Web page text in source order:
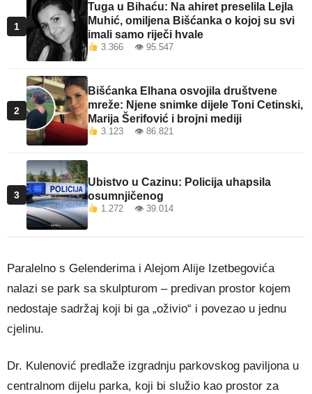
1
Tuga u Bihaću: Na ahiret preselila Lejla
Muhić, omiljena Bišćanka o kojoj su svi
imali samo riječi hvale
3.366 👁 95.547
2
Bišćanka Elhana osvojila društvene
mreže: Njene snimke dijele Toni Cetinski,
Marija Šerifović i brojni mediji
3.123 👁 86.821
3
Ubistvo u Cazinu: Policija uhapsila
osumnjičenog
1.272 👁 39.014
Paralelno s Gelenderima i Alejom Alije Izetbegovića
nalazi se park sa skulpturom – predivan prostor kojem
nedostaje sadržaj koji bi ga „oživio“ i povezao u jednu
cjelinu.
Dr. Kulenović predlaže izgradnju parkovskog paviljona u
centralnom dijelu parka, koji bi služio kao prostor za